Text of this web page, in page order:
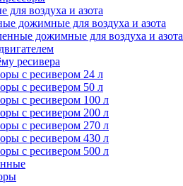
воздуха и азота
дожимные для воздуха и азота
дожимные для воздуха и азота
ресивера
с ресивером 24 л
с ресивером 50 л
с ресивером 100 л
с ресивером 200 л
с ресивером 270 л
с ресивером 430 л
с ресивером 500 л